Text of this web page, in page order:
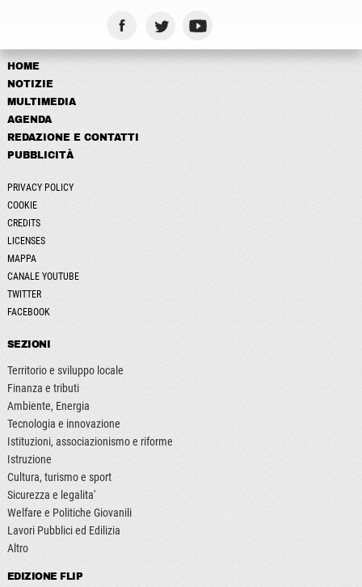
HOME
NOTIZIE
MULTIMEDIA
AGENDA
REDAZIONE E CONTATTI
PUBBLICITÀ
PRIVACY POLICY
COOKIE
CREDITS
LICENSES
MAPPA
CANALE YOUTUBE
TWITTER
FACEBOOK
SEZIONI
Territorio e sviluppo locale
Finanza e tributi
Ambiente, Energia
Tecnologia e innovazione
Istituzioni, associazionismo e riforme
Istruzione
Cultura, turismo e sport
Sicurezza e legalita'
Welfare e Politiche Giovanili
Lavori Pubblici ed Edilizia
Altro
EDIZIONE FLIP